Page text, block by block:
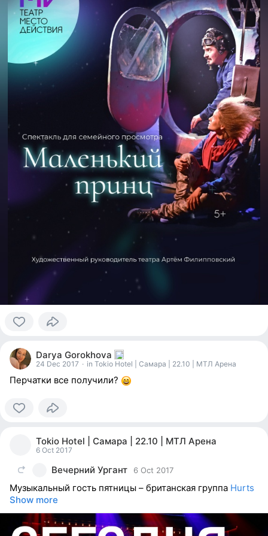
people
reacted Darya Gorokhova
24 Dec 2017 · in Tokio Hotel | Самара | 22.10 | МТЛ Арена
Перчатки все получили?
Tokio Hotel | Самара | 22.10 | МТЛ Арена
6 Oct 2017
Вечерний Ургант 6 Oct 2017
Музыкальный гость пятницы – британская группа Hurts
Show more